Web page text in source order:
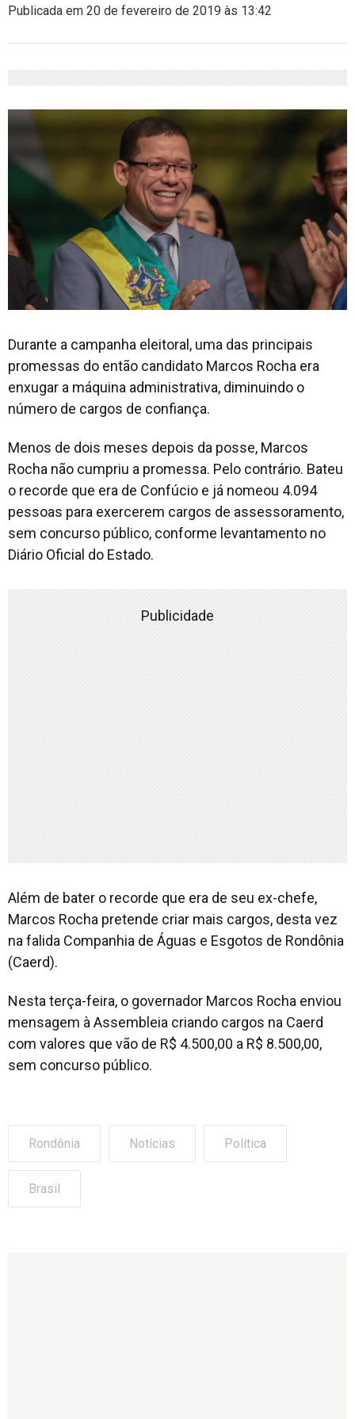
Publicada em 20 de fevereiro de 2019 às 13:42
Durante a campanha eleitoral, uma das principais
promessas do então candidato Marcos Rocha era
enxugar a máquina administrativa, diminuindo o
número de cargos de confiança.
Menos de dois meses depois da posse, Marcos
Rocha não cumpriu a promessa. Pelo contrário. Bateu
o recorde que era de Confúcio e já nomeou 4.094
pessoas para exercerem cargos de assessoramento,
sem concurso público, conforme levantamento no
Diário Oficial do Estado.
Publicidade
Além de bater o recorde que era de seu ex-chefe,
Marcos Rocha pretende criar mais cargos, desta vez
na falida Companhia de Águas e Esgotos de Rondônia
(Caerd).
Nesta terça-feira, o governador Marcos Rocha enviou
mensagem à Assembleia criando cargos na Caerd
com valores que vão de R$ 4.500,00 a R$ 8.500,00,
sem concurso público.
Rondônia Notícias Política
Brasil